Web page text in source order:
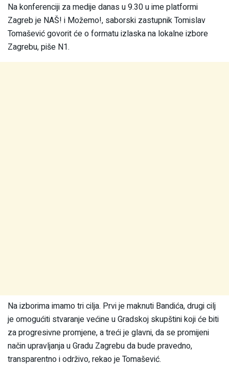
Na konferenciji za medije danas u 9.30 u ime platformi
Zagreb je NAŠ! i Možemo!, saborski zastupnik Tomislav
Tomašević govorit će o formatu izlaska na lokalne izbore
Zagrebu, piše N1.
Na izborima imamo tri cilja. Prvi je maknuti Bandića, drugi cilj
je omogućiti stvaranje većine u Gradskoj skupštini koji će biti
za progresivne promjene, a treći je glavni, da se promijeni
način upravljanja u Gradu Zagrebu da bude pravedno,
transparentno i održivo, rekao je Tomašević.